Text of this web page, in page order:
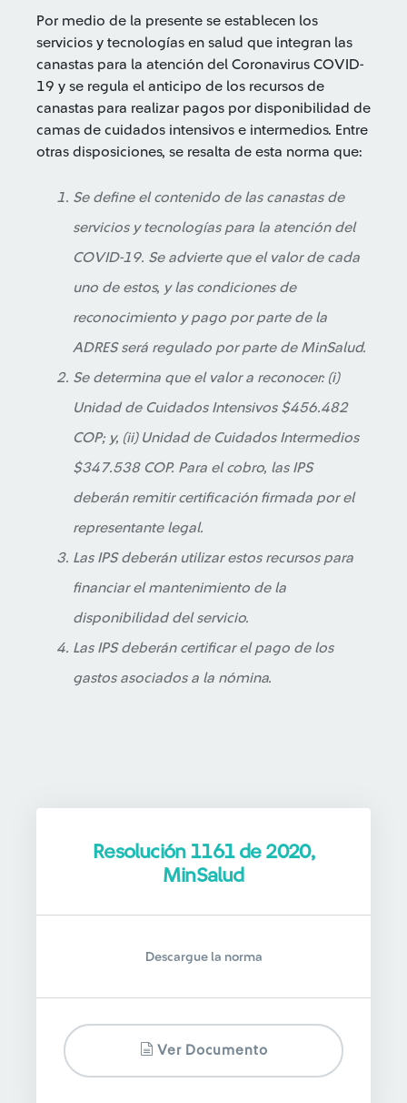
Por medio de la presente se establecen los
servicios y tecnologías en salud que integran las
canastas para la atención del Coronavirus COVID-
19 y se regula el anticipo de los recursos de
canastas para realizar pagos por disponibilidad de
camas de cuidados intensivos e intermedios. Entre
otras disposiciones, se resalta de esta norma que:
Se define el contenido de las canastas de
servicios y tecnologías para la atención del
COVID-19. Se advierte que el valor de cada
uno de estos, y las condiciones de
reconocimiento y pago por parte de la
ADRES será regulado por parte de MinSalud.
Se determina que el valor a reconocer: (i)
Unidad de Cuidados Intensivos $456.482
COP; y, (ii) Unidad de Cuidados Intermedios
$347.538 COP. Para el cobro, las IPS
deberán remitir certificación firmada por el
representante legal.
Las IPS deberán utilizar estos recursos para
financiar el mantenimiento de la
disponibilidad del servicio.
Las IPS deberán certificar el pago de los
gastos asociados a la nómina.
Resolución 1161 de 2020,
MinSalud
Descargue la norma
Ver Documento